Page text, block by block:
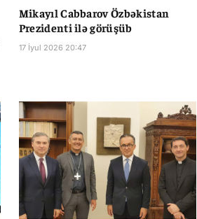
Mikayıl Cabbarov Özbəkistan
Prezidenti ilə görüşüb
17 İyul 2026 20:47